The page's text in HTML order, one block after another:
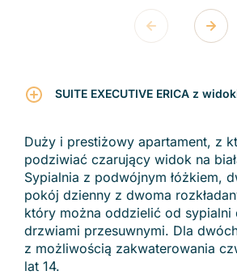
SUITE EXECUTIVE ERICA z
Duży i prestiżowy apartament, z
podziwiać czarujący widok na
Sypialnia z podwójnym łóżkiem,
pokój dzienny z dwoma
który można oddzielić od sypialni
drzwiami przesuwnymi. Dla
z możliwością zakwaterowania
lat 14.